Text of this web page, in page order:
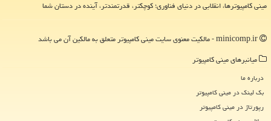
مینی کامپیوترها، انقلابی در دنیای فناوری؛ کوچکتر، قدرتمندتر، آینده در دستان شما
میانبرهای مینی كامپیوتر
درباره ما
بک لینک در مینی كامپیوتر
رپورتاژ در مینی كامپیوتر